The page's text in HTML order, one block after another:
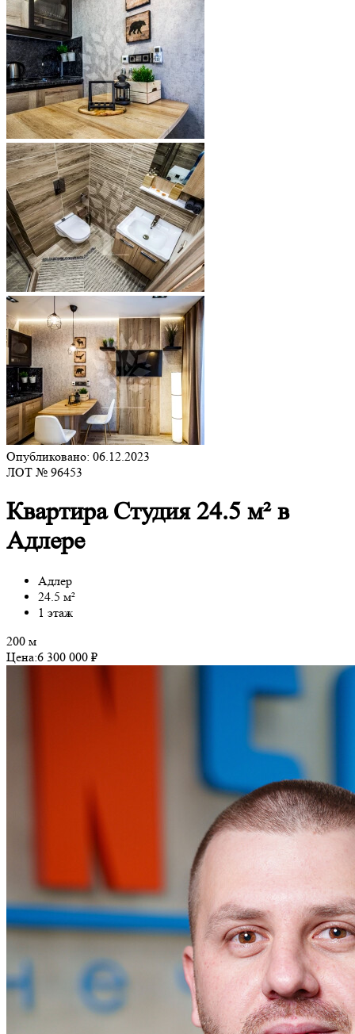
Опубликовано: 06.12.2023
ЛОТ № 96453
Квартира Студия 24.5 м² в
Адлере
Адлер
24.5 м²
1 этаж
200 м
Цена:6 300 000 ₽